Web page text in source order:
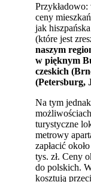
ceny
jak
(które jest
naszym
w pięknym
czeskich
(Petersburg,
Na tym
turystyczne
metrowy
zapłacić
tys. zł. Ceny
do polskich.
kosztują